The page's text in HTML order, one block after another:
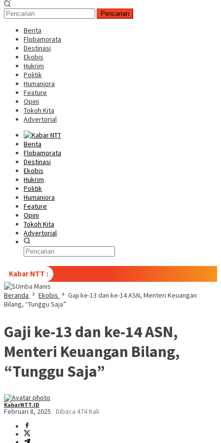
Pencarian
Berita
Flobamorata
Destinasi
Ekobis
Hukrim
Politik
Humaniora
Feature
Opini
Tokoh Kita
Advertorial
Berita
Flobamorata
Destinasi
Ekobis
Hukrim
Politik
Humaniora
Feature
Opini
Tokoh Kita
Advertorial
Kabar NTT :
Beranda Ekobis
Gaji ke-13 dan ke-14 ASN, Menteri Keuangan
Bilang, “Tunggu Saja”
Gaji ke-13 dan ke-14 ASN,
Menteri Keuangan Bilang,
“Tunggu Saja”
KabarNTT.ID
Februari 8, 2025 Dibaca 474 Kali